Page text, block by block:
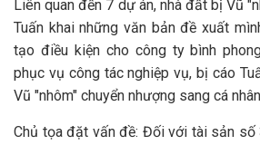
Liên quan đến 7 dự án, nhà đất bị Vũ
Tuấn khai những văn bản đề xuất
tạo điều kiện cho công ty bình
phục vụ công tác nghiệp vụ, bị cáo
Vũ "nhôm" chuyển nhượng sang cá
Chủ tọa đặt vấn đề: Đối với tài sản số